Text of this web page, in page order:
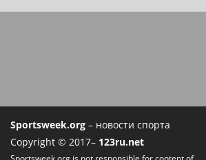
Sportsweek.org – новости спорта
Copyright © 2017– 123ru.net